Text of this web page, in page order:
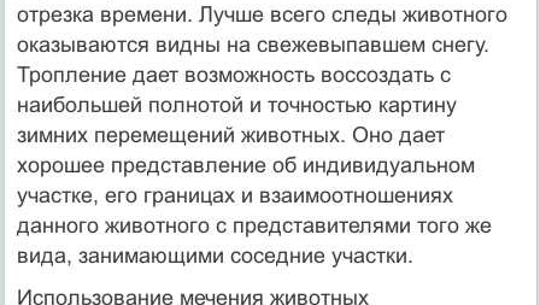
отрезка времени. Лучше всего следы животного
оказываются видны на свежевыпавшем снегу.
Тропление дает возможность воссоздать с
наибольшей полнотой и точностью картину
зимних перемещений животных. Оно дает
хорошее представление об индивидуальном
участке, его границах и взаимоотношениях
данного животного с представителями того же
вида, занимающими соседние участки.
Использование мечения животных